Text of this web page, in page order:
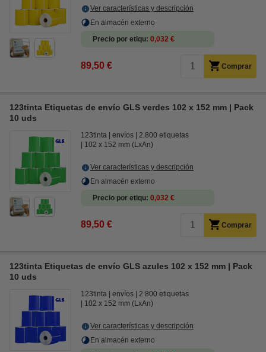
Ver características y descripción
En almacén externo
Precio por etiqu 0,032 €
89,50 € Comprar
123tinta Etiquetas de envío GLS verdes 102 x 152 mm | Pack
10 uds
123tinta envíos
2.800 etiquetas
102 x 152 mm (LxAn)
Ver características y descripción
En almacén externo
Precio por etiqu 0,032 €
89,50 € Comprar
123tinta Etiquetas de envío GLS azules 102 x 152 mm | Pack
10 uds
123tinta envíos
2.800 etiquetas
102 x 152 mm (LxAn)
Ver características y descripción
En almacén externo